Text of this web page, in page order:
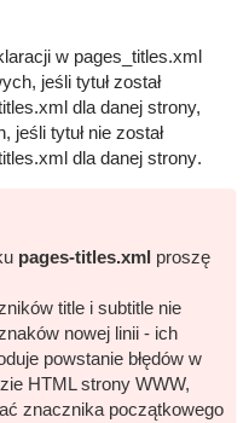
w pages_titles.xml
jeśli tytuł został
dla danej strony,
tytuł nie został
dla danej strony.
pages-titles.xml proszę
title i subtitle nie
nowej linii - ich
powstanie błędów w
HTML strony WWW,
znacznika początkowego